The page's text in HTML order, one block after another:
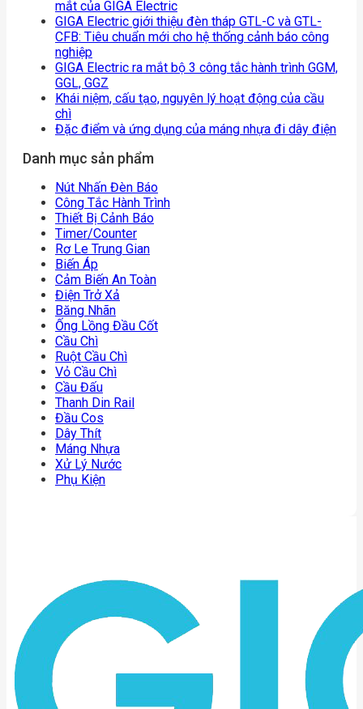
mắt của GIGA Electric
GIGA Electric giới thiệu đèn tháp GTL-C và GTL-
CFB: Tiêu chuẩn mới cho hệ thống cảnh báo công
nghiệp
GIGA Electric ra mắt bộ 3 công tắc hành trình GGM,
GGL, GGZ
Khái niệm, cấu tạo, nguyên lý hoạt động của cầu
chì
Đặc điểm và ứng dụng của máng nhựa đi dây điện
Danh mục sản phẩm
Nút Nhấn Đèn Báo
Công Tắc Hành Trình
Thiết Bị Cảnh Báo
Timer/counter
Rơ Le Trung Gian
Biến Áp
Cảm Biến An Toàn
Điện Trở Xả
Băng Nhãn
Ống Lồng Đầu Cốt
Cầu Chì
Ruột Cầu Chì
Vỏ Cầu Chì
Cầu Đấu
Thanh Din Rail
Đầu Cos
Dây Thít
Máng Nhựa
Xử Lý Nước
Phụ Kiện